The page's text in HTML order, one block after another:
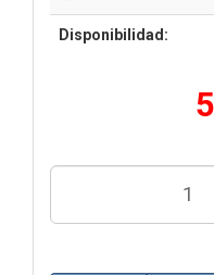
Disponibilidad: